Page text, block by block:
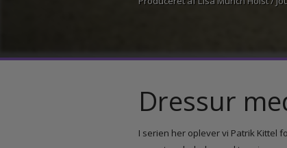
Dressur